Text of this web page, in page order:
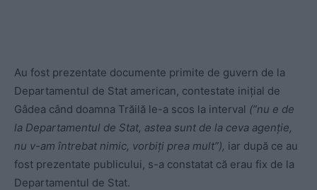
Au fost prezentate documente primite de guvern de la
Departamentul de Stat american, contestate inițial de
Gâdea când doamna Trăilă le-a scos la interval (”nu e de
la Departamentul de Stat, astea sunt de la ceva agenție,
nu v-am întrebat nimic, vorbiți prea mult”), iar după ce au
fost prezentate publicului, s-a constatat că erau fix de la
Departamentul de Stat.